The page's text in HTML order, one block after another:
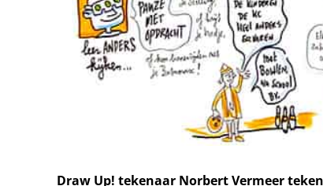
Draw Up! tekenaar Norbert Vermeer